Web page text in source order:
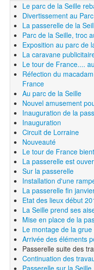
Le parc de la Seille
Divertissement au
La passerelle de la
Parc de la Seille, troc
Exposition au parc de
La caravane
Le tour de France....
Réfection du
France
Au parc de la Seille
Nouvel amusement
Inauguration de la
Inauguration
Circuit de Lorraine
Nouveauté
Le tour de France
La passerelle est
Sur la passerelle
Installation d'une
La passerelle fin
Etat des lieux début
La Seille prend ses
Mise en place de la
Le montage de la
Arrivée des éléments
Passerelle suite des
Continuation des
Passerelle sur la